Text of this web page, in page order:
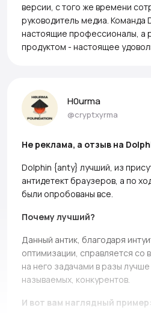
версии, с того же времени
руководитель медиа. Команда
настоящие профессионалы, а
продуктом - настоящее
H0urma
@cryptxyrma
Не реклама, а отзыв на
Dolphin {anty} лучший, из
антидетект браузеров, а по
были опробованы все.
Почему лучший?
Данный антик, благодаря
оптимизации, справляется со
на него задачами в разы лучше
называемых, конкурентов.
И вот вам наглядный пример: